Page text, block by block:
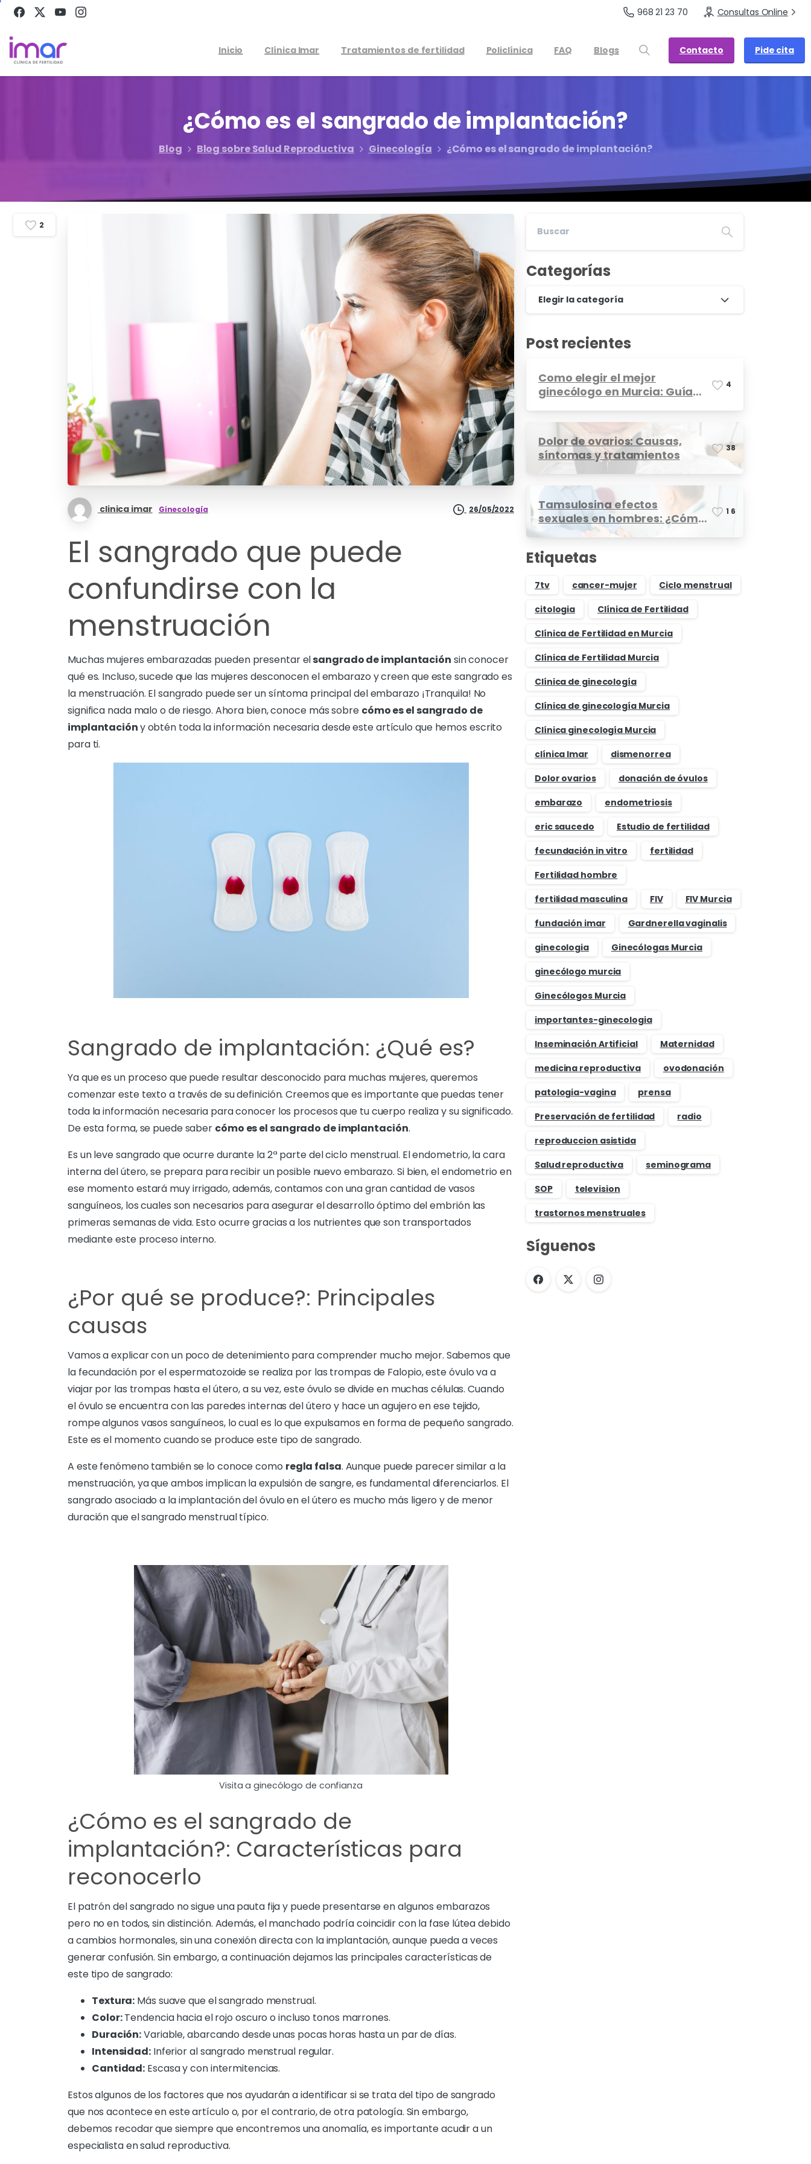
968 21 23 70 Consultas Online
Inicio Clínica Imar Tratamientos de fertilidad Policlínica FAQ Blogs Contacto Pide cita
¿Cómoes el sangradodeimplantación?
Blog Blog sobre Salud Reproductiva Ginecología ¿Cómo es el sangrado de implantación?
clinica imar Ginecología 26/05/2022
El sangrado que puede
confundirse con la
menstruación
Muchas mujeres embarazadas pueden presentar elsangrado de implantación sin conocer
qué es. Incluso, sucede que las mujeres desconocen el embarazo y creen que este sangrado es
la menstruación. El sangrado puede ser un síntoma principal del embarazo ¡Tranquila! No
significa nada malo o de riesgo. Ahora bien, conoce más sobre cómo es el sangrado de
implantacióny obtén toda la información necesaria desde este artículo que hemos escrito
para ti.
Sangrado de implantación: ¿Qué es?
Ya que es un proceso que puede resultar desconocido para muchas mujeres, queremos
comenzar este texto a través de su definición. Creemos que es importante que puedas tener
toda la información necesaria para conocer los procesos que tu cuerpo realiza y su significado.
De esta forma, se puede saber cómo es el sangrado de implantación.
Es un leve sangrado que ocurre durante la 2ª parte del ciclo menstrual. El endometrio, la cara
interna del útero, se prepara para recibir un posible nuevo embarazo. Si bien, el endometrio en
ese momento estará muy irrigado, además, contamos con una gran cantidad de vasos
sanguíneos, los cuales son necesarios para asegurar el desarrollo óptimo del embrión las
primeras semanas de vida. Esto ocurre gracias a los nutrientes que son transportados
mediante este proceso interno.
¿Por qué se produce?: Principales
causas
Vamos a explicar con un poco de detenimiento para comprender mucho mejor. Sabemos que
la fecundación por el espermatozoide se realiza por las trompas de Falopio, este óvulo va a
viajar por las trompas hasta el útero, a su vez, este óvulo se divide en muchas células. Cuando
el óvulo se encuentra con las paredes internas del útero y hace un agujero en ese tejido,
rompe algunos vasos sanguíneos, lo cual es lo que expulsamos en forma de pequeño sangrado.
Este es el momento cuando se produce este tipo de sangrado.
A este fenómeno también se lo conoce como regla falsa. Aunque puede parecer similar a la
menstruación, ya que ambos implican la expulsión de sangre, es fundamental diferenciarlos. El
sangrado asociado a la implantación del óvulo en el útero es mucho más ligero y de menor
duración que el sangrado menstrual típico.
Visita a ginecólogo de confianza
¿Cómo es el sangrado de
implantación?: Características para
reconocerlo
El patrón del sangrado no sigue una pauta fija y puede presentarse en algunos embarazos
pero no en todos, sin distinción. Además, el manchado podría coincidir con la fase lútea debido
a cambios hormonales, sin una conexión directa con la implantación, aunque pueda a veces
generar confusión. Sin embargo, a continuación dejamos las principales características de
este tipo de sangrado:
Textura: Más suave que el sangrado menstrual.
Color:Tendencia hacia el rojo oscuro o incluso tonos marrones.
Duración:Variable, abarcando desde unas pocas horas hasta un par de días.
Intensidad:Inferior al sangrado menstrual regular.
Cantidad: Escasa y con intermitencias.
Estos algunos de los factores que nos ayudarán a identificar si se trata del tipo de sangrado
que nos acontece en este artículo o, por el contrario, de otra patología. Sin embargo,
debemos recodar que siempre que encontremos una anomalía, es importante acudir a un
especialista en salud reproductiva.
2
Categorías
Elegir la categoría
Post recientes
Como elegir el mejor
ginecólogo en Murcia: Guía
4
Dolor de ovarios: Causas,
síntomas y tratamientos
38
Tamsulosina efectos
sexuales en hombres: ¿Cómo
afecta?
1 6
Etiquetas
7tv cancer-mujer
Ciclo menstrual
citologia
Clínica de Fertilidad
Clínica de Fertilidad en Murcia
Clínica de Fertilidad Murcia
Clínica de ginecología
Clínica de ginecología Murcia
Clínica ginecología Murcia
clínica Imar
dismenorrea
Dolor ovarios
donación de óvulos
embarazo
endometriosis
eric saucedo
Estudio de fertilidad
fecundación in vitro
fertilidad
Fertilidad hombre
fertilidad masculina
FIV
FIV Murcia
fundación imar
Gardnerella vaginalis
ginecologia
Ginecólogas Murcia
ginecólogo murcia
Ginecólogos Murcia
importantes-ginecologia
Inseminación Artificial
Maternidad
medicina reproductiva
ovodonación
patologia-vagina
prensa
Preservación de fertilidad
radio
reproduccion asistida
Salud reproductiva
seminograma
SOP
television
trastornos menstruales
Síguenos